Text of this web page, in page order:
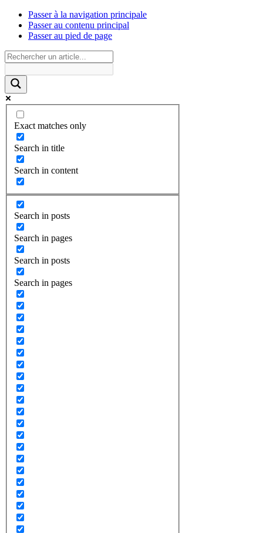
Passer à la navigation principale
Passer au contenu principal
Passer au pied de page
Exact matches only
Search in title
Search in content
Search in posts
Search in pages
Search in posts
Search in pages